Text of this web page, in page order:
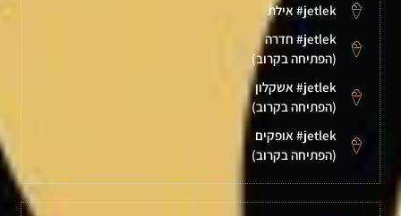
jetlek# אילת
jetlek# חדרה
(הפתיחה בקרוב)
jetlek# אשקלון
(הפתיחה בקרוב)
jetlek# אופקים
(הפתיחה בקרוב)